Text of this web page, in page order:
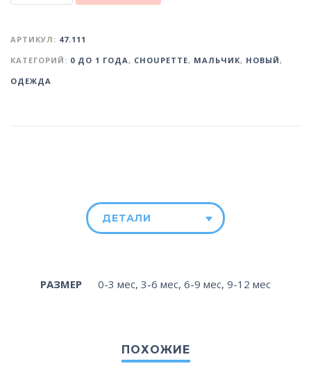
АРТИКУЛ: 47.111
КАТЕГОРИЙ: 0 ДО 1 ГОДА, CHOUPETTE, МАЛЬЧИК, НОВЫЙ,
ОДЕЖДА
ДЕТАЛИ
РАЗМЕР 0-3 мес, 3-6 мес, 6-9 мес, 9-12 мес
ПОХОЖИЕ